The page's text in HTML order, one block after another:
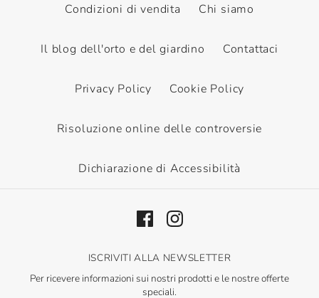
Condizioni di vendita Chi siamo
Il blog dell'orto e del giardino Contattaci
Privacy Policy Cookie Policy
Risoluzione online delle controversie
Dichiarazione di Accessibilità
ISCRIVITI ALLA NEWSLETTER
Per ricevere informazioni sui nostri prodotti e le nostre offerte
speciali.